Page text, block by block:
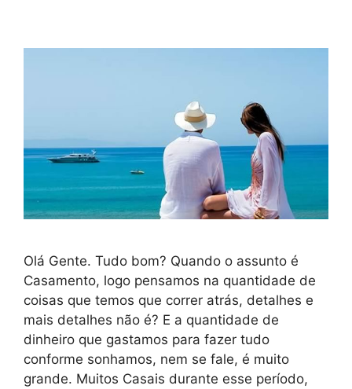
Olá Gente. Tudo bom? Quando o assunto é
Casamento, logo pensamos na quantidade de
coisas que temos que correr atrás, detalhes e
mais detalhes não é? E a quantidade de
dinheiro que gastamos para fazer tudo
conforme sonhamos, nem se fale, é muito
grande. Muitos Casais durante esse período,